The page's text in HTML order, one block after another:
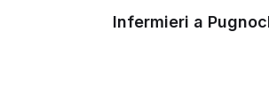
Infermieri a